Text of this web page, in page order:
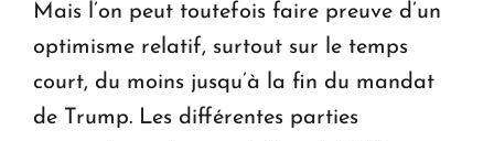
Mais l’on peut toutefois faire preuve d’un
optimisme relatif, surtout sur le temps
court, du moins jusqu’à la fin du mandat
de Trump. Les différentes parties